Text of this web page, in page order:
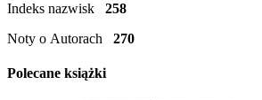
Indeks nazwisk 258
Noty o Autorach
270
Polecane książki